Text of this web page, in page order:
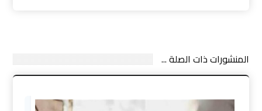
المنشورات ذات الصلة ...